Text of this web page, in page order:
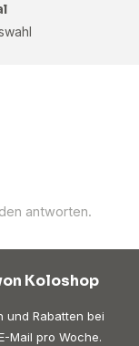
antworten.
Koloshop
und Rabatten bei
Mail pro Woche.